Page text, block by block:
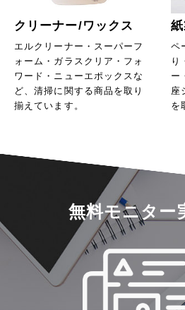
クリーナー/ワックス
エルクリーナー・スーパーフ
ォーム・ガラスクリア・フォ
ワード・ニューエポックスな
ど、清掃に関する商品を取り
揃えています。
ペ
り
ー
座
を
無料モニター